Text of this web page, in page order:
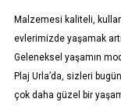
Malzemesi kaliteli,
evlerimizde yaşamak
Geleneksel yaşamın
Plaj Urla’da, sizleri
çok daha güzel bir